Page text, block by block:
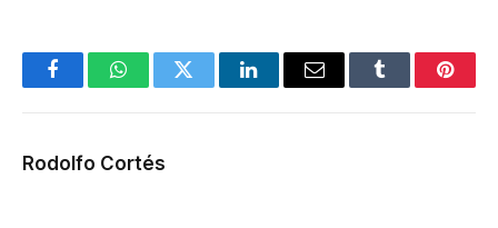
FacebookWhatsAppTwitter LinkedInEmail Tumblr
Rodolfo Cortés